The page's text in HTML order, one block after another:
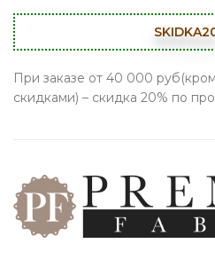
При заказе от 40 000
скидками) – скидка 20% по